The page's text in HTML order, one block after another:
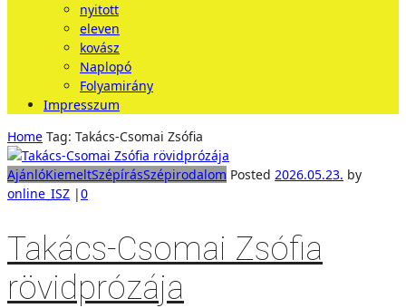
nyitott
eleven
kovász
Naplopó
Folyamirány
Impresszum
Home Tag: Takács-Csomai Zsófia
AjánlóKiemeltSzépírásSzépirodalom Posted 2026.05.23. by
online_ISZ |0
Takács-Csomai Zsófia
rövidprózája